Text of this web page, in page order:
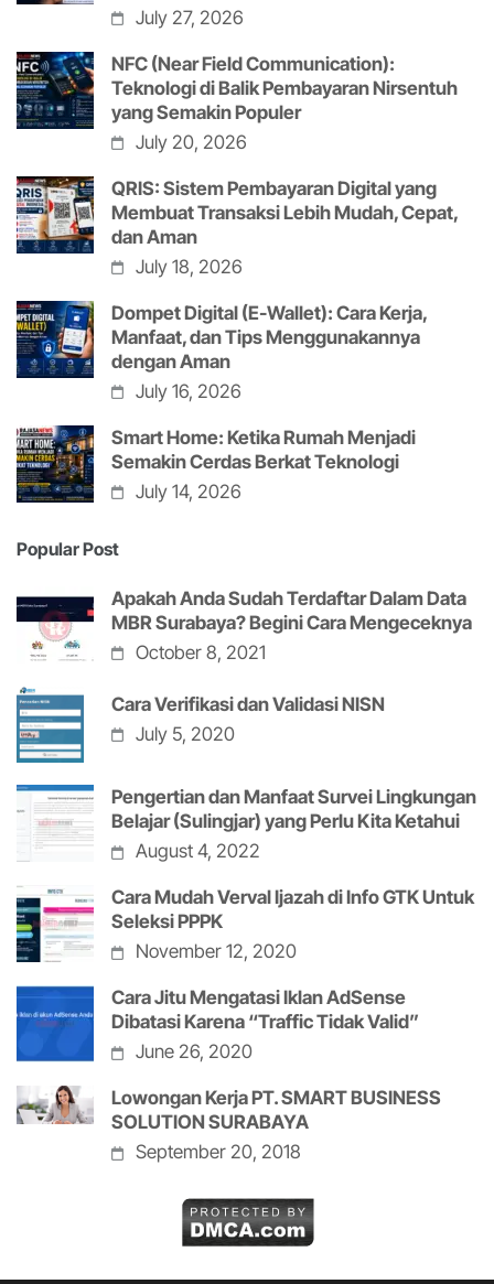
July 27, 2026
NFC (Near Field Communication):
Teknologi di Balik Pembayaran Nirsentuh
yang Semakin Populer
July 20, 2026
QRIS: Sistem Pembayaran Digital yang
Membuat Transaksi Lebih Mudah, Cepat,
dan Aman
July 18, 2026
Dompet Digital (E-Wallet): Cara Kerja,
Manfaat, dan Tips Menggunakannya
dengan Aman
July 16, 2026
Smart Home: Ketika Rumah Menjadi
Semakin Cerdas Berkat Teknologi
July 14, 2026
Popular Post
Apakah Anda Sudah Terdaftar Dalam Data
MBR Surabaya? Begini Cara Mengeceknya
October 8, 2021
Cara Verifikasi dan Validasi NISN
July 5, 2020
Pengertian dan Manfaat Survei Lingkungan
Belajar (Sulingjar) yang Perlu Kita Ketahui
August 4, 2022
Cara Mudah Verval Ijazah di Info GTK Untuk
Seleksi PPPK
November 12, 2020
Cara Jitu Mengatasi Iklan AdSense
Dibatasi Karena “Traffic Tidak Valid”
June 26, 2020
Lowongan Kerja PT. SMART BUSINESS
SOLUTION SURABAYA
September 20, 2018